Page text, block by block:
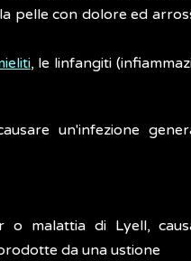
pelle con dolore ed
, le linfangiti
un'infezione
o malattia di Lyell,
da una ustione